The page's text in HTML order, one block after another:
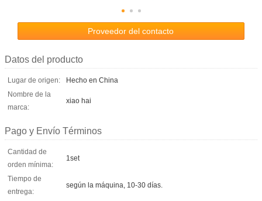
Proveedor del contacto
Datos del producto
Lugar de origen:
Hecho en China
Nombre de la
marca:
xiao hai
Pago y Envío Términos
Cantidad de
orden mínima:
1set
Tiempo de
entrega:
según la máquina, 10-30 días.